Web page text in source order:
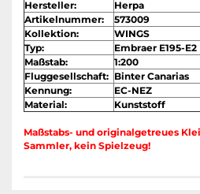
Hersteller:
Herpa
Artikelnummer:
573009
Kollektion:
WINGS
Typ:
Embraer E195-E2
Maßstab:
1:200
Fluggesellschaft: Binter Canarias
Kennung:
EC-NEZ
Material:
Kunststoff
Maßstabs- und originalgetreues
Sammler, kein Spielzeug!